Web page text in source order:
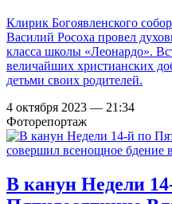
Клирик Богоявленского
Василий Росоха провел
класса школы «Леонардо».
величайших христианских
детьми своих родителей.
4 октября 2023 — 21:34
Фоторепортаж
В канун Недели